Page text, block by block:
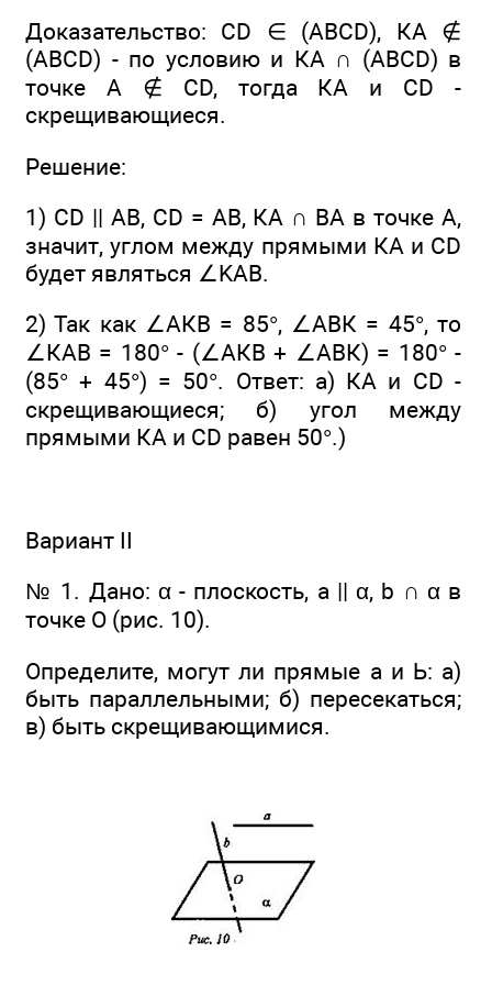
Доказательство: CD ∈ (ABCD), КА ∉
(ABCD) - по условию и КА ∩ (ABCD) в
точке А ∉ CD, тогда КА и СD -
скрещивающиеся.
Решение:
1) CD || АВ, CD = АВ, КА ∩ ВА в точке А,
значит, углом между прямыми КА и CD
будет являться ∠KАВ.
2) Так как ∠АКB = 85°, ∠АВК = 45°, то
∠КАВ = 180° - (∠АКB + ∠АВК) = 180° -
(85° + 45°) = 50°. Ответ: а) КА и СD -
скрещивающиеся; б) угол между
прямыми КА и СD равен 50°.)
Вариант II
№ 1. Дано: α - плоскость, а || α, b ∩ α в
точке О (рис. 10).
Определите, могут ли прямые а и Ь: а)
быть параллельными; б) пересекаться;
в) быть скрещивающимися.